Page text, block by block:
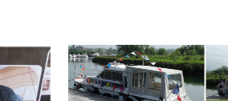
Branding
ARMCHAIR